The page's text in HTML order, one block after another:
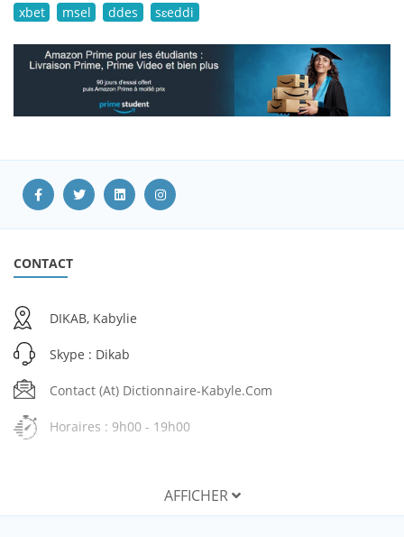
xbet
msel ddes sɛeddi
CONTACT
DIKAB, Kabylie
Skype : Dikab
Contact (at) Dictionnaire-Kabyle.com
Horaires : 9h00 - 19h00
AFFICHER